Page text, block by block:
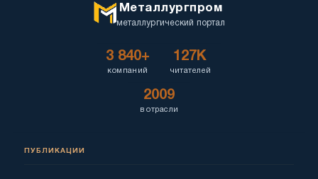
Металлургпром
металлургический портал
3 840+
компаний
127K
читателей
2009
в отрасли
ПУБЛИКАЦИИ